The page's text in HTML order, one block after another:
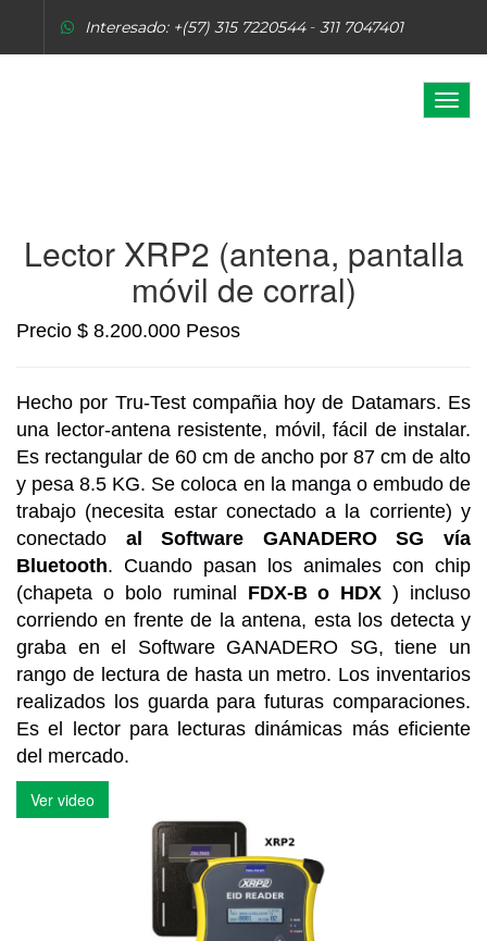
Interesado: +(57) 315 7220544- 311 7047401
Menu
Lector XRP2 (antena, pantalla
móvil de corral)
Precio $ 8.200.000 Pesos
Hecho por Tru-Test compañia hoy de Datamars. Es
una lector-antena resistente, móvil, fácil de instalar.
Es rectangular de 60 cm de ancho por 87 cm de alto
y pesa 8.5 KG. Se coloca en la manga o embudo de
trabajo (necesita estar conectado a la corriente) y
conectado al Software GANADERO SG vía
Bluetooth. Cuando pasan los animales con chip
(chapeta o bolo ruminal FDX-B o HDX ) incluso
corriendo en frente de la antena, esta los detecta y
graba en el Software GANADERO SG, tiene un
rango de lectura de hasta un metro. Los inventarios
realizados los guarda para futuras comparaciones.
Es el lector para lecturas dinámicas más eficiente
del mercado.
Ver video